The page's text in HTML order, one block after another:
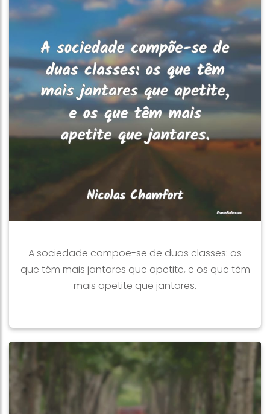
A sociedade compõe-se de duas classes: os
que têm mais jantares que apetite, e os que têm
mais apetite que jantares.